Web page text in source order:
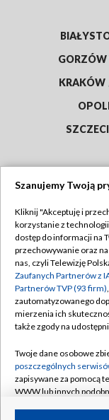
GORZÓW
KRAKÓW
Abonament TVP
Emisja w TVP
Centrum
Naziemna
Rada
System NOS
Informacje o
Szanujemy Twoją
Kliknij "Akceptuję i
korzystanie z
dostęp do informacji na
przechowywanie oraz
nas, czyli Telewizję
Zaufanych Partnerów z
Partnerów TVP (93 firm)
zautomatyzowanego
mierzenia ich
także zgody na
Twoje dane osobowe
poszczególnych
zapisywane za pomocą
WWW lub innych